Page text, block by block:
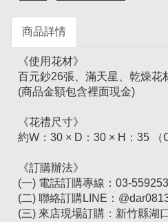
商品詳情
《使用花材》
百元鈔26張、滿天星、乾燥花
(商品金額包含裡面現金)
《花禮尺寸》
約W：30 × D：30 × H：35 （
《訂購辦法》
(一) 電話訂購專線：03-
(二) 聯絡訂購LINE：
(三) 來店現場訂購：新竹縣湖